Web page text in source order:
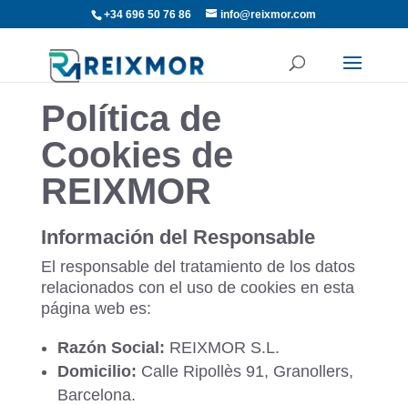
+34 696 50 76 86 info@reixmor.com
Política de
Cookies de
REIXMOR
Información del Responsable
El responsable del tratamiento de los datos
relacionados con el uso de cookies en esta
página web es:
Razón Social: REIXMOR S.L.
Domicilio: Calle Ripollès 91, Granollers,
Barcelona.